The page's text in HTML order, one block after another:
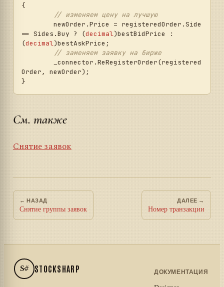
{
// изменяем цену на лучшую
== Sides.Buy ? (decimal)bestBidPrice :
(decimal)bestAskPrice;
// заменяем заявку на бирже
Order, newOrder);
См. также
Снятие заявок
← НАЗАД
Снятие группы заявок
ДАЛЕЕ →
Номер транзакции
S# STOCKSHARP ДОКУМЕНТАЦИЯ